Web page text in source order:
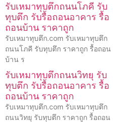
รับเหมาทุบตึกถนนโภคี รับ
ทุบตึก รับรื้อถอนอาคาร รื้อ
ถอนบ้าน ราคาถูก
รับเหมาทุบตึก.com รับเหมาทุบตึก
ถนนโภคี รับทุบตึก ราคาถูก รื้อถอน
บ้าน ร
รับเหมาทุบตึกถนนวิทยุ รับ
ทุบตึก รับรื้อถอนอาคาร รื้อ
ถอนบ้าน ราคาถูก
รับเหมาทุบตึก.com รับเหมาทุบตึก
ถนนวิทยุ รับทุบตึก ราคาถูก รื้อถอน